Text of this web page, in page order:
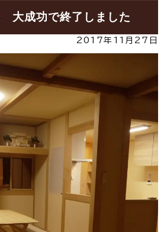
大成功で終了しました
2017年11月27日